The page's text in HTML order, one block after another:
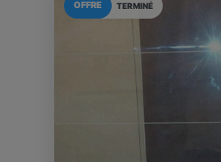
TERMINÉ
OFFRE